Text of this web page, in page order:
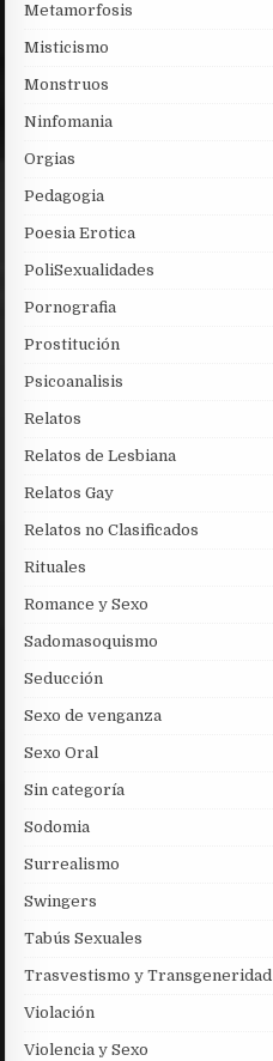
Metamorfosis
Misticismo
Monstruos
Ninfomania
Orgias
Pedagogia
Poesia Erotica
PoliSexualidades
Pornografia
Prostitución
Psicoanalisis
Relatos
Relatos de Lesbiana
Relatos Gay
Relatos no Clasificados
Rituales
Romance y Sexo
Sadomasoquismo
Seducción
Sexo de venganza
Sexo Oral
Sin categoría
Sodomia
Surrealismo
Swingers
Tabús Sexuales
Trasvestismo y Transgeneridad
Violación
Violencia y Sexo